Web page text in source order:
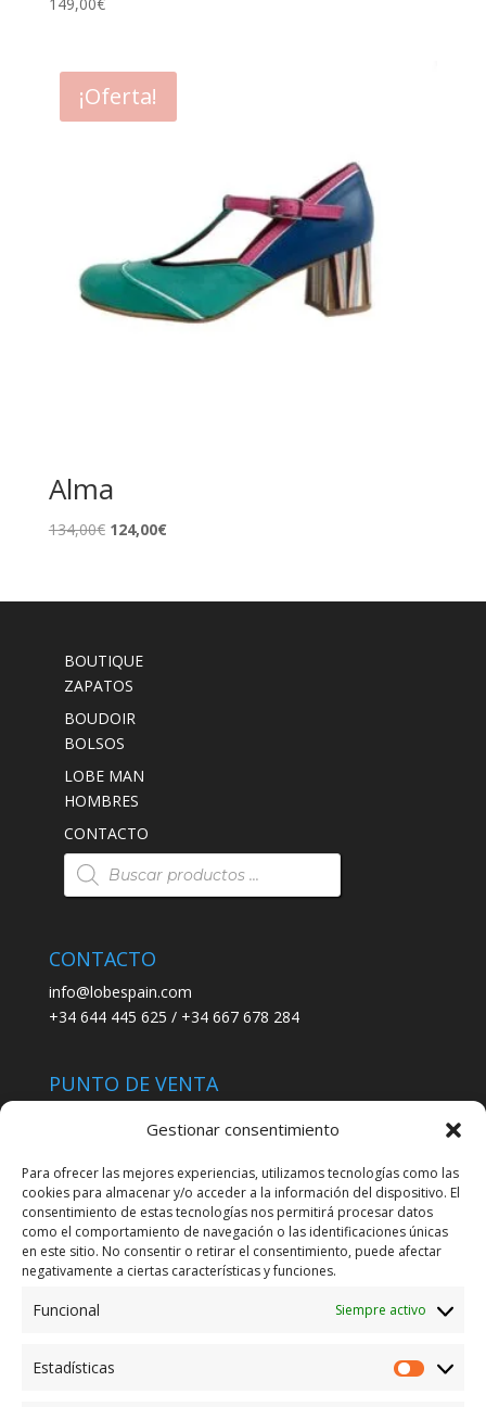
Gestionar consentimiento
Para ofrecer las mejores experiencias, utilizamos tecnologías como las
cookies para almacenar y/o acceder a la información del dispositivo. El
consentimiento de estas tecnologías nos permitirá procesar datos
como el comportamiento de navegación o las identificaciones únicas
en este sitio. No consentir o retirar el consentimiento, puede afectar
negativamente a ciertas características y funciones.
Funcional Siempre activo
Estadísticas
¡Oferta!
Alma
134,00€ El
era:
124,00€El
es:
BOUTIQUE
ZAPATOS
BOUDOIR
BOLSOS
LOBE MAN
HOMBRES
CONTACTO
Búsqueda
de
productos
CONTACTO
info@lobespain.com
+34 644 445 625 / +34 667 678 284
PUNTO DE VENTA
C/ San José 6, 11004 Cádiz
LEGAL
POLÍTICA DE ENVÍO
TERMINOS Y CONDICIONES